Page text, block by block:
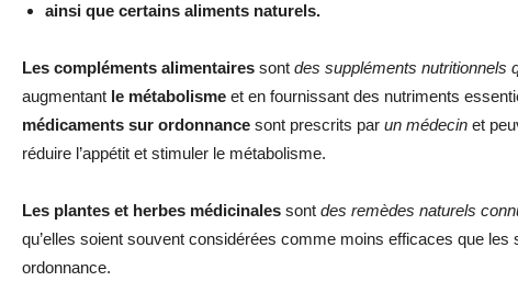
ainsi que certains aliments naturels.
Les compléments alimentaires sont des suppléments nutritionnels
augmentant le métabolisme et en fournissant des nutriments
médicaments sur ordonnance sont prescrits par un médecin et
réduire l’appétit et stimuler le métabolisme.
Les plantes et herbes médicinales sont des remèdes naturels
qu’elles soient souvent considérées comme moins efficaces que
ordonnance.